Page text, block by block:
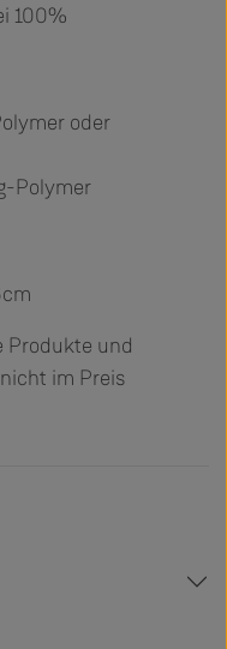
100%
oder
Polymer
Produkte und
im Preis